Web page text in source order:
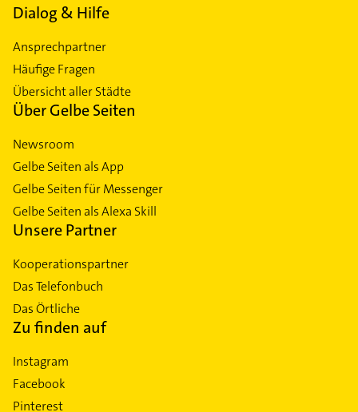
Dialog & Hilfe
Ansprechpartner
Häufige Fragen
Übersicht aller Städte
Über Gelbe Seiten
Newsroom
Gelbe Seiten als App
Gelbe Seiten für Messenger
Gelbe Seiten als Alexa Skill
Unsere Partner
Kooperationspartner
Das Telefonbuch
Das Örtliche
Zu finden auf
Instagram
Facebook
Pinterest